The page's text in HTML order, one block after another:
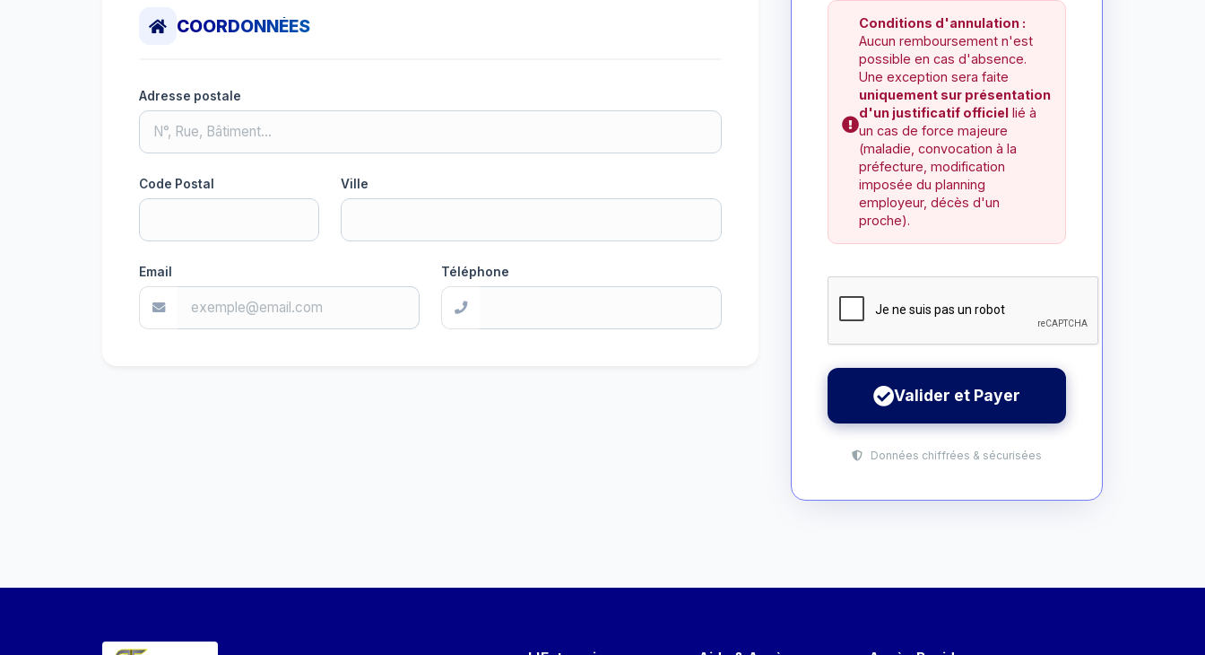
COORDONNÉES
Adresse postale
Code Postal Ville
Email Téléphone
Conditions d'annulation :
Aucun remboursement n'est
possible en cas d'absence.
Une exception sera faite
uniquement sur présentation
d'un justificatif officiel lié à
un cas de force majeure
(maladie, convocation à la
préfecture, modification
imposée du planning
employeur, décès d'un
proche).
Valider et Payer
Données chiffrées & sécurisées